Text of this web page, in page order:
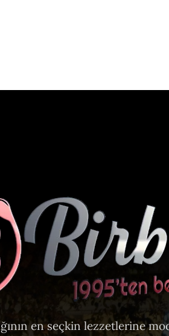
en seçkin lezzetlerine